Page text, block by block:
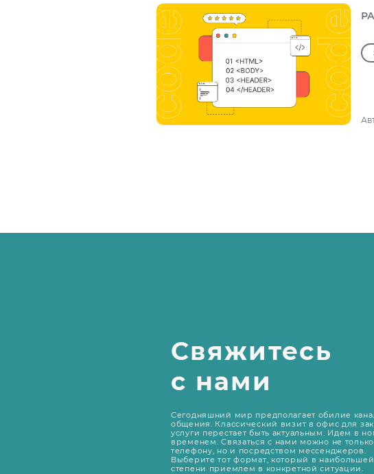
Свяжитесь
с нами
Сегодняшний мир предполагает обилие
общения. Классический визит в офис для
услуги перестает быть актуальным. Идем в
временем. Связаться с нами можно не
телефону, но и посредством мессенджеров.
Выберите тот формат, который в наибольшей
степени приемлем в конкретной ситуации.